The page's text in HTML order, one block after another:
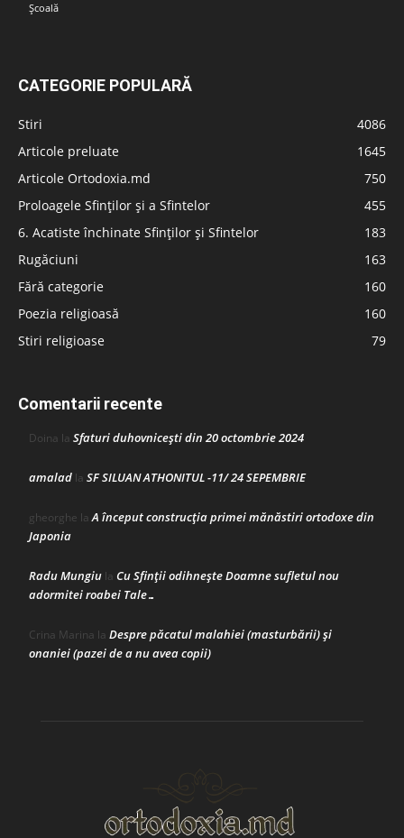
Școală
CATEGORIE POPULARĂ
Stiri
4086
Articole preluate
1645
Articole Ortodoxia.md
750
Proloagele Sfinților și a Sfintelor
455
6. Acatiste închinate Sfinților și Sfintelor
183
Rugăciuni
163
Fără categorie
160
Poezia religioasă
160
Stiri religioase
79
Comentarii recente
Doina la Sfaturi duhovnicești din 20 octombrie 2024
amalad la SF SILUAN ATHONITUL -11/ 24 SEPEMBRIE
gheorghe laA început construcţia primei mănăstiri ortodoxe din
Japonia
Radu Mungiu la Cu Sfinții odihnește Doamne sufletul nou
adormitei roabei Tale…
Crina Marina la Despre păcatul malahiei (masturbării) şi
onaniei (pazei de a nu avea copii)